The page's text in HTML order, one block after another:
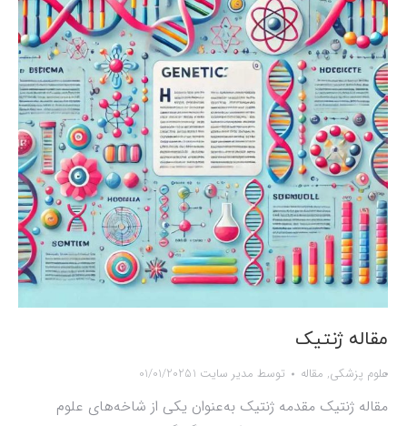
مقاله ژنتیک
علوم پزشکی, مقاله توسط مدیر سایت 1 01/01/2025
مقاله ژنتیک مقدمه ژنتیک به‌عنوان یکی از شاخه‌های علوم